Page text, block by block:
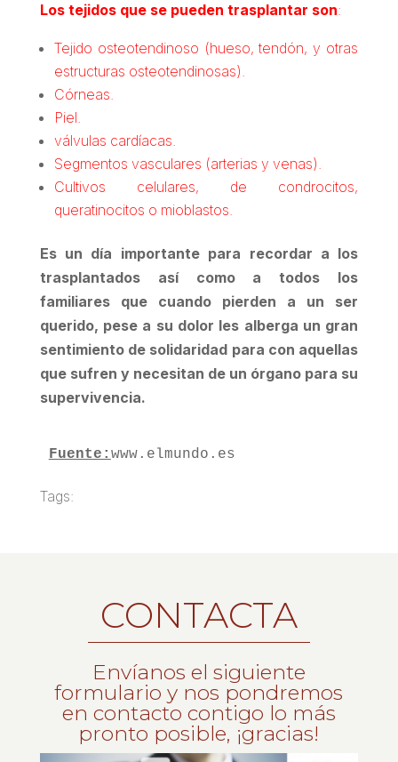
Los tejidos que se pueden trasplantar son:
Tejido osteotendinoso (hueso, tendón, y otras
estructuras osteotendinosas).
Córneas.
Piel.
válvulas cardíacas.
Segmentos vasculares (arterias y venas).
Cultivos celulares, de condrocitos,
queratinocitos o mioblastos.
Es un día importante para recordar a los
trasplantados así como a todos los
familiares que cuando pierden a un ser
querido, pese a su dolor les alberga un gran
sentimiento de solidaridad para con aquellas
que sufren y necesitan de un órgano para su
supervivencia.
Fuente: www.elmundo.es
Tags:
CONTACTA
Envíanos el siguiente
formulario y nos pondremos
en contacto contigo lo más
pronto posible, ¡gracias!